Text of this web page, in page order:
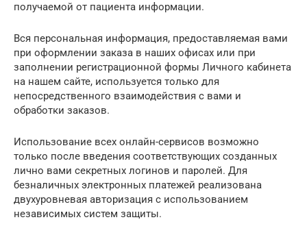
получаемой от пациента информации.
Вся персональная информация, предоставляемая вами
при оформлении заказа в наших офисах или при
заполнении регистрационной формы Личного кабинета
на нашем сайте, используется только для
непосредственного взаимодействия с вами и
обработки заказов.
Использование всех онлайн-сервисов возможно
только после введения соответствующих созданных
лично вами секретных логинов и паролей. Для
безналичных электронных платежей реализована
двухуровневая авторизация с использованием
независимых систем защиты.